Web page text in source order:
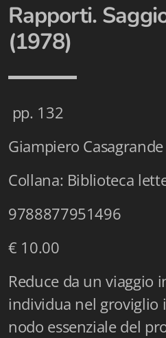
Rapporti.
(1978)
pp. 132
Giampiero
Collana: Biblioteca
9788877951496
€ 10.00
Reduce da un viaggio
individua nel groviglio
nodo essenziale del
Jus Helveticum
Libella
Varia
Fidia edizioni d'arte
Fidia Architettura
Fidia. Artisti